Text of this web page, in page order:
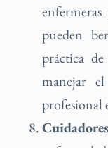
pueden
práctica
manejar
profesional
Cuidadores